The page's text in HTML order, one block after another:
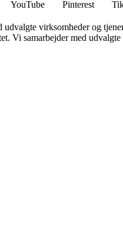
YouTube Pinterest
virksomheder og
Vi samarbejder med